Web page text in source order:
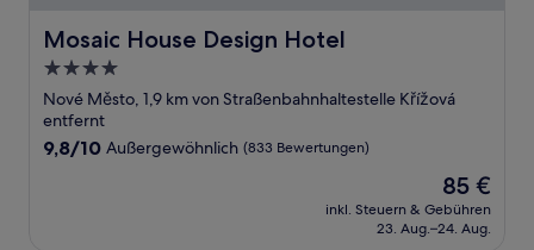
Mosaic House Design Hotel
Mosaic House Design Hotel
4.0-
Sterne-
Unterkunft
Nové Město, 1,9 km von Straßenbahnhaltestelle Křížová
entfernt
9.8
9,8/10 Außergewöhnlich (833 Bewertungen)
Der
Preis
beträgt
85 €
inkl. Steuern & Gebühren
23. Aug.–24. Aug.